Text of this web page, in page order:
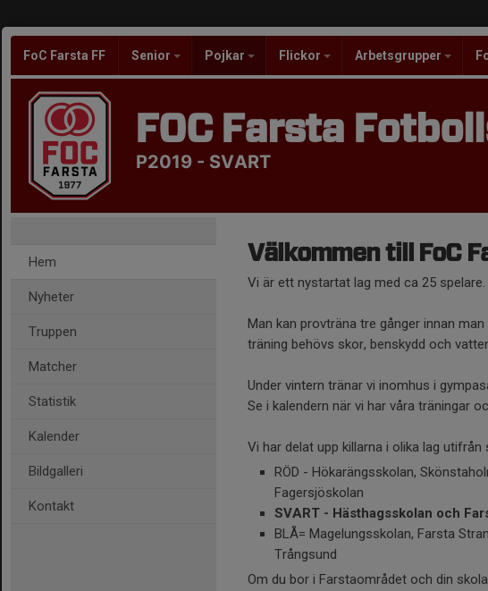
FoC Farsta FF Senior Pojkar Flickor Arbetsgrupper
FOC Farsta
P2019 - SVART
Hem
Nyheter
Truppen
Matcher
Statistik
Kalender
Bildgalleri
Kontakt
Välkommen till FoC
Vi är ett nystartat lag med ca 25 spelare.
Man kan provträna tre gånger innan
träning behövs skor, benskydd och
Under vintern tränar vi inomhus i
Se i kalendern när vi har våra träningar
Vi har delat upp killarna i olika lag
RÖD - Hökarängsskolan,
Fagersjöskolan
SVART - Hästhagsskolan och
BLÅ= Magelungsskolan, Farsta
Trångsund
Om du bor i Farstaområdet och din